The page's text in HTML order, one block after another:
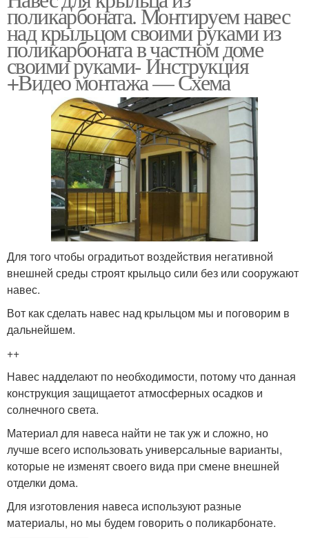
поликарбоната. Монтируем навес
над крыльцом своими руками из
поликарбоната в частном доме
своими руками- Инструкция
+Видео монтажа — Схема
Для того чтобы оградитьот воздействия негативной
внешней среды строят крыльцо сили без или сооружают
навес.
Вот как сделать навес над крыльцом мы и поговорим в
дальнейшем.
++
Навес надделают по необходимости, потому что данная
конструкция защищаетот атмосферных осадков и
солнечного света.
Материал для навеса найти не так уж и сложно, но
лучше всего использовать универсальные варианты,
которые не изменят своего вида при смене внешней
отделки дома.
Для изготовления навеса используют разные
материалы, но мы будем говорить о поликарбонате.